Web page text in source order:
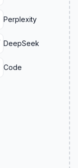
Perplexity
DeepSeek
Code